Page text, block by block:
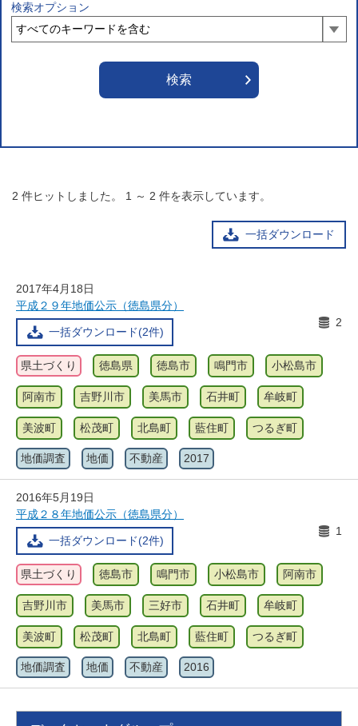
検索オプション
2 件ヒットしました。 1 ～ 2 件を表示しています。
一括ダウンロード
2017年4月18日
平成２９年地価公示（徳島県分）
一括ダウンロード(2件)
2
県土づくり 徳島県 徳島市 鳴門市 小松島市
阿南市 吉野川市 美馬市 石井町 牟岐町
美波町 松茂町 北島町 藍住町 つるぎ町
地価調査 地価 不動産 2017
2016年5月19日
平成２８年地価公示（徳島県分）
一括ダウンロード(2件)
1
県土づくり 徳島市 鳴門市 小松島市 阿南市
吉野川市 美馬市 三好市 石井町 牟岐町
美波町 松茂町 北島町 藍住町 つるぎ町
地価調査 地価 不動産 2016